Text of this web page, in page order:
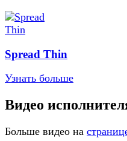
Spread Thin
Узнать больше
Видео
Больше видео на